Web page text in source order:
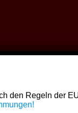
den Regeln der